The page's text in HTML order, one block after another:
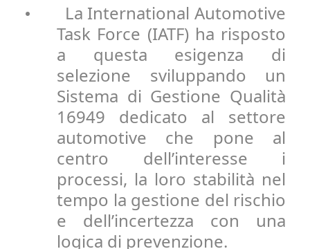
•
La International Automotive
Task Force (IATF) ha risposto
a questa esigenza di
selezione sviluppando un
Sistema di Gestione Qualità
16949 dedicato al settore
automotive che pone al
centro dell’interesse i
processi, la loro stabilità nel
tempo la gestione del rischio
e dell’incertezza con una
logica di prevenzione.